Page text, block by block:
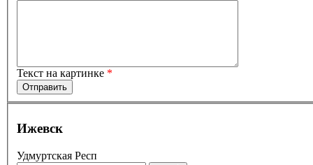
Текст на картинке *
Ижевск
Удмуртская Респ